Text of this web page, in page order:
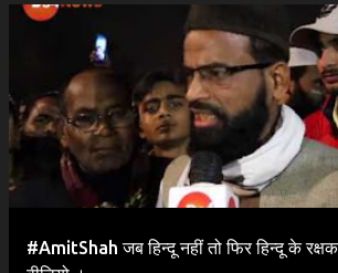
#AmitShah जब हिन्दू नहीं तो फिर हिन्दू के